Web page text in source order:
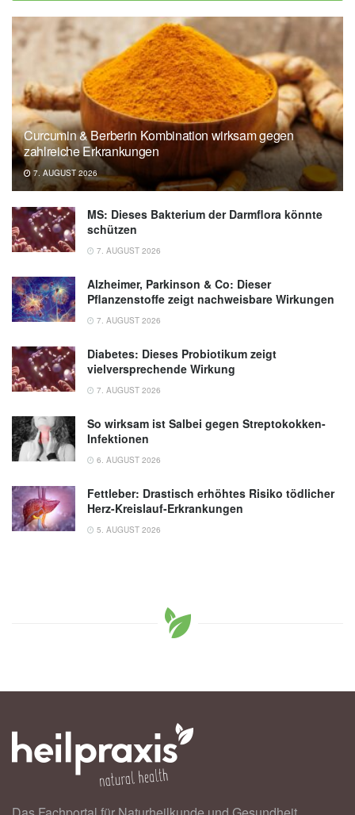
Curcumin & Berberin Kombination wirksam gegen
zahlreiche Erkrankungen
7. AUGUST 2026
MS: Dieses Bakterium der Darmflora könnte
schützen
7. AUGUST 2026
Alzheimer, Parkinson & Co: Dieser
Pflanzenstoffe zeigt nachweisbare Wirkungen
7. AUGUST 2026
Diabetes: Dieses Probiotikum zeigt
vielversprechende Wirkung
7. AUGUST 2026
So wirksam ist Salbei gegen Streptokokken-
Infektionen
6. AUGUST 2026
Fettleber: Drastisch erhöhtes Risiko tödlicher
Herz-Kreislauf-Erkrankungen
5. AUGUST 2026